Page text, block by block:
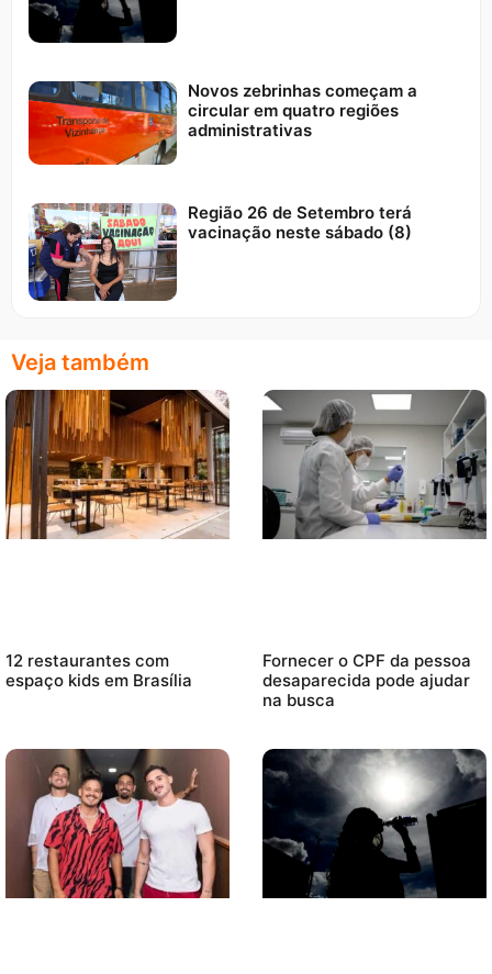
Novos zebrinhas começam a
circular em quatro regiões
administrativas
Região 26 de Setembro terá
vacinação neste sábado (8)
Veja também
12 restaurantes com
espaço kids em Brasília
Fornecer o CPF da pessoa
desaparecida pode ajudar
na busca